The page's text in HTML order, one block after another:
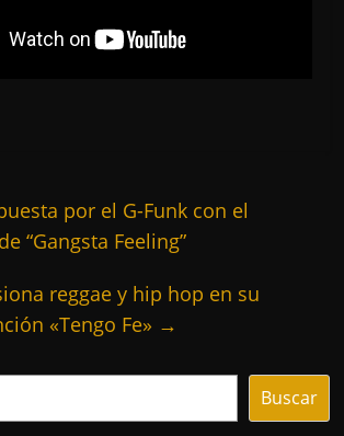
por el G-Funk con el
“Gangsta Feeling”
reggae y hip hop en su
«Tengo Fe» →
Buscar